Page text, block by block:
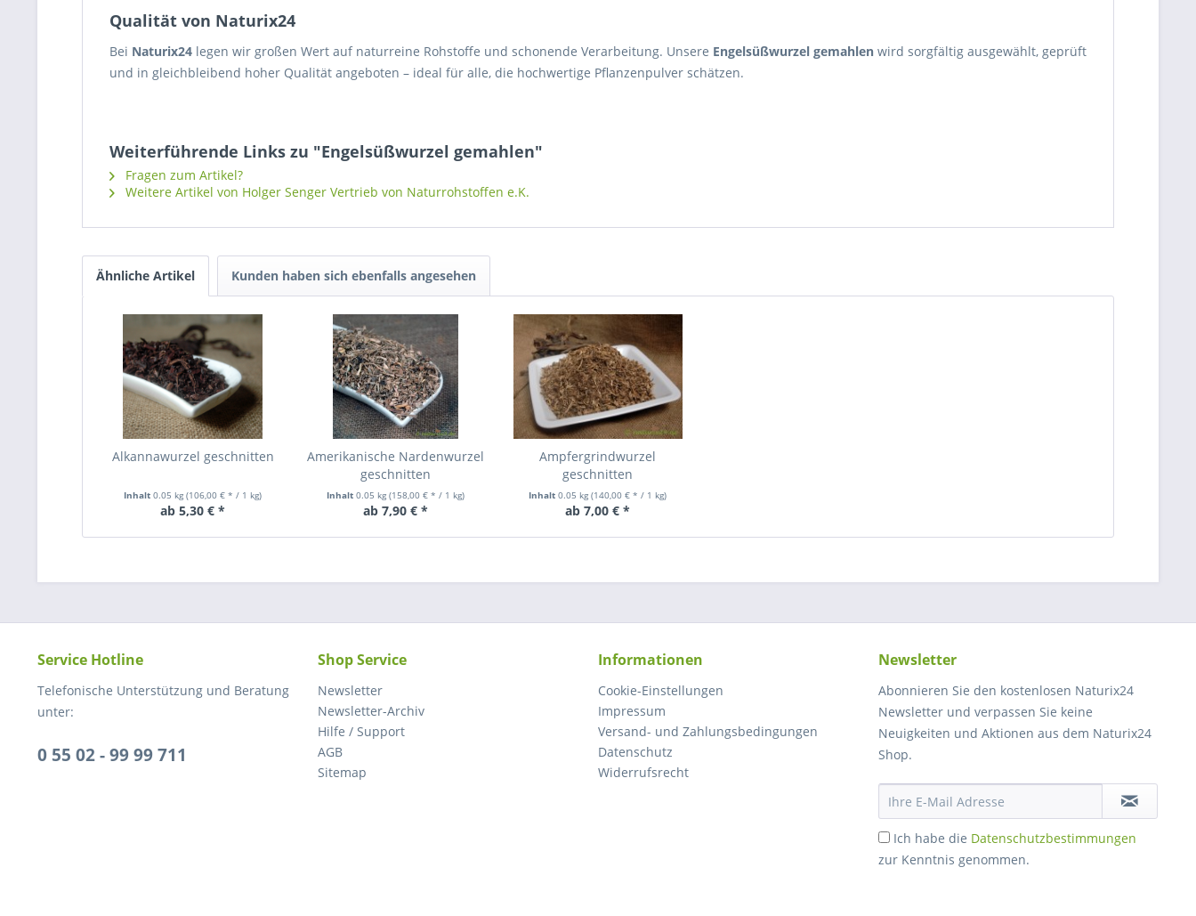
Qualität von Naturix24
Bei Naturix24 legen wir großen Wert auf naturreine Rohstoffe und schonende Verarbeitung. Unsere Engelsüßwurzel gemahlen wird sorgfältig ausgewählt, geprüft
und in gleichbleibend hoher Qualität angeboten – ideal für alle, die hochwertige Pflanzenpulver schätzen.
Weiterführende Links zu "Engelsüßwurzel gemahlen"
Fragen zum Artikel?
Weitere Artikel von Holger Senger Vertrieb von Naturrohstoffen e.K.
Ähnliche Artikel Kunden haben sich ebenfalls angesehen
Alkannawurzel geschnitten
Inhalt0.05 kg(106,00 € * / 1 kg)
ab 5,30 € *
Amerikanische Nardenwurzel
geschnitten
Inhalt 0.05 kg (158,00 € * / 1 kg)
ab 7,90 € *
Ampfergrindwurzel
geschnitten
Inhalt0.05 kg(140,00 € * / 1 kg)
ab 7,00 € *
Service Hotline
Telefonische Unterstützung und Beratung
unter:
0 55 02 - 99 99 711
Shop Service
Newsletter
Newsletter-Archiv
Hilfe / Support
AGB
Sitemap
Informationen
Cookie-Einstellungen
Impressum
Versand- und Zahlungsbedingungen
Datenschutz
Widerrufsrecht
Newsletter
Abonnieren Sie den kostenlosen Naturix24
Newsletter und verpassen Sie keine
Neuigkeiten und Aktionen aus dem Naturix24
Shop.
Ich habe die Datenschutzbestimmungen
zur Kenntnis genommen.